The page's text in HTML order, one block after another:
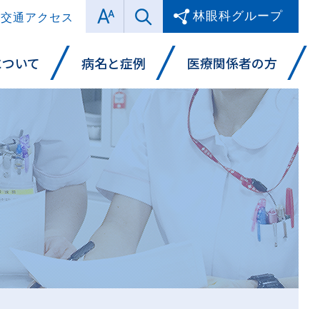
林眼科グループ
交通アクセス
いて 病名と症例 医療関係者の方